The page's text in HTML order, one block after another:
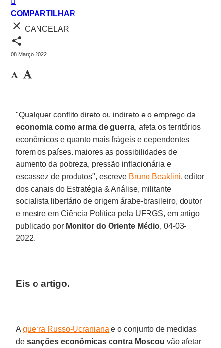
COMPARTILHAR
close CANCELAR
share
08 Março 2022
"Qualquer conflito direto ou indireto e o emprego da
economia como arma de guerra, afeta os territórios
econômicos e quanto mais frágeis e dependentes
forem os países, maiores as possibilidades de
aumento da pobreza, pressão inflacionária e
escassez de produtos", escreve Bruno Beaklini, editor
dos canais do Estratégia & Análise, militante
socialista libertário de origem árabe-brasileiro, doutor
e mestre em Ciência Política pela UFRGS, em artigo
publicado por Monitor do Oriente Médio, 04-03-
2022.
Eis o artigo.
Aguerra Russo-Ucraniana e o conjunto de medidas
desanções econômicas contra Moscou vão afetar